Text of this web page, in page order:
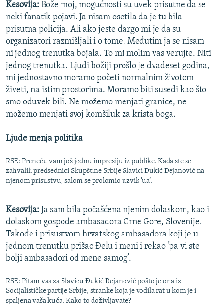
Kesovija: Bože moj, mogućnosti su uvek prisutne da se
neki fanatik pojavi. Ja nisam osetila da je tu bila
prisutna policija. Ali ako jeste dargo mi je da su
organizatori razmišljali i o tome. Međutim ja se nisam
ni jednog trenutka bojala. To mi molim vas verujte. Niti
jednog trenutka. Ljudi božiji prošlo je dvadeset godina,
mi jednostavno moramo početi normalnim životom
živeti, na istim prostorima. Moramo biti susedi kao što
smo oduvek bili. Ne možemo menjati granice, ne
možemo menjati svoj komšiluk za krista boga.
Ljude menja politika
RSE: Preneću vam još jednu impresiju iz publike. Kada ste se
zahvalili predsednici Skupštine Srbije Slavici Đukić Dejanović na
njenom prisustvu, salom se prolomio uzvik ’ua’.
Kesovija: Ja sam bila počašćena njenim dolaskom, kao i
dolaskom gospode ambasadora Crne Gore, Slovenije.
Takođe i prisustvom hrvatskog ambasadora koji je u
jednom trenutku prišao Đelu i meni i rekao ’pa vi ste
bolji ambasadori od mene samog’.
RSE: Pitam vas za Slavicu Đukić Dejanović pošto je ona iz
Socijalističke partije Srbije, stranke koja je vodila rat u kom je i
spaljena vaša kuća. Kako to doživljavate?